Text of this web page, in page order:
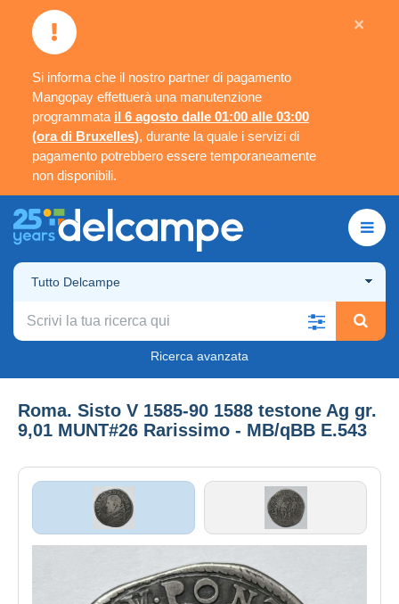
Si informa che il nostro partner di pagamento
Mangopay effettuerà una manutenzione
programmata il 6 agosto dalle 01:00 alle 03:00
(ora di Bruxelles), durante la quale i servizi di
pagamento potrebbero essere temporaneamente
non disponibili.
×
Tutto Delcampe
Ricerca avanzata
Roma. Sisto V 1585-90 1588 testone Ag gr.
9,01 MUNT#26 Rarissimo - MB/qBB E.543